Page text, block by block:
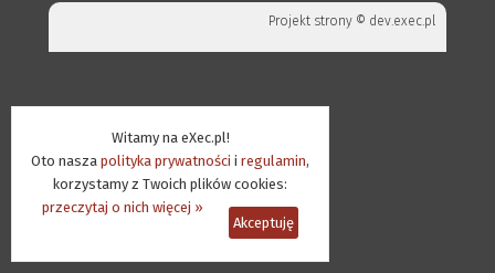
Witamy na eXec.pl!
Oto nasza polityka prywatności i regulamin,
korzystamy z Twoich plików cookies:
przeczytaj o nich więcej »
Akceptuję
Projekt strony © dev.exec.pl